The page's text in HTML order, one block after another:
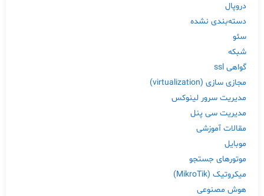
دروپال
دسته‌بندی نشده
سئو
شبکه
گواهی ssl
مجازی سازی (virtualization)
مدیریت سرور لینوکس
مدیریت سی پنل
مقالات آموزشی
موبایل
موتورهای جستجو
میکروتیک (MikroTik)
هوش مصنوعی